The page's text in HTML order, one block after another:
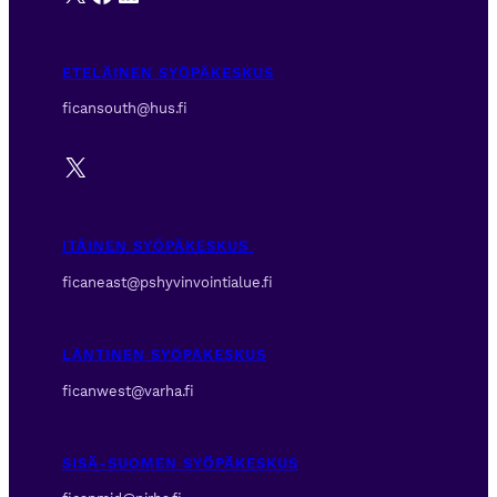
ETELÄINEN SYÖPÄKESKUS
ficansouth@hus.fi
X
ITÄINEN SYÖPÄKESKUS
ficaneast@pshyvinvointialue.fi
LÄNTINEN SYÖPÄKESKUS
ficanwest@varha.fi
SISÄ-SUOMEN SYÖPÄKESKUS